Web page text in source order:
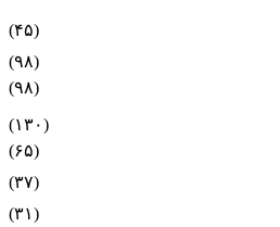
(۴۵)
(۹۸)
(۹۸)
(۱۳۰)
(۶۵)
(۳۷)
(۳۱)